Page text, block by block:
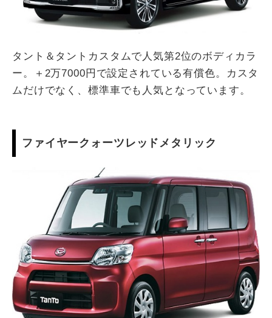
タント＆タントカスタムで人気第2位のボディカラ
ー。＋2万7000円で設定されている有償色。カスタ
ムだけでなく、標準車でも人気となっています。
ファイヤークォーツレッドメタリック